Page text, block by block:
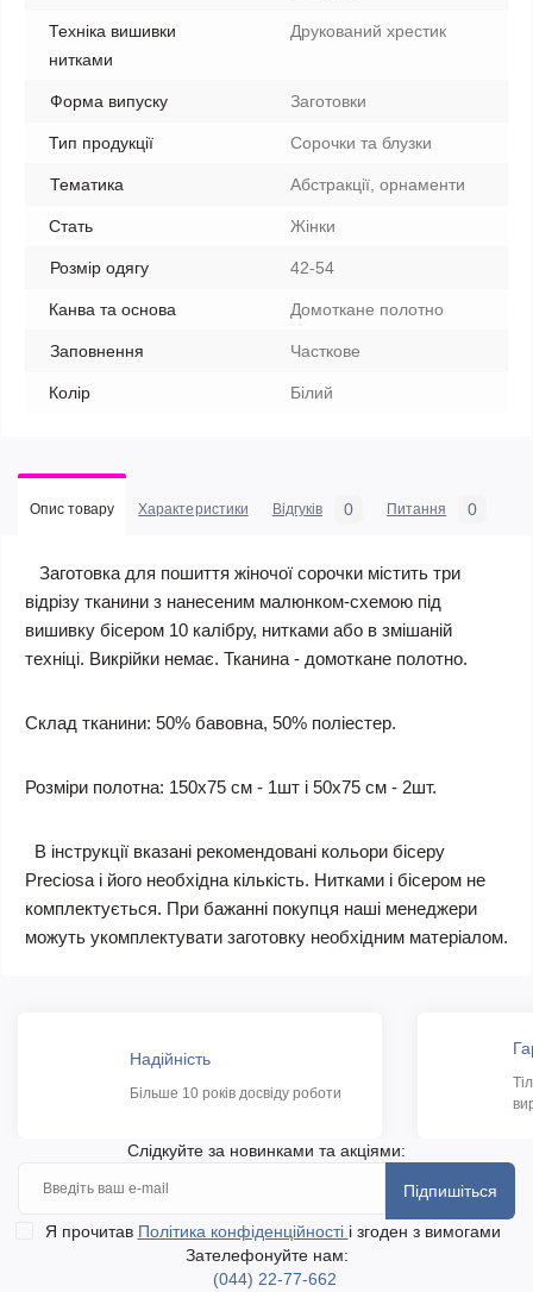
Техніка вишивки
нитками
Друкований хрестик
Форма випуску Заготовки
Тип продукції Сорочки та блузки
Тематика Абстракції, орнаменти
Стать Жінки
Розмір одягу 42-54
Канва та основа Домоткане полотно
Заповнення Часткове
Колір Білий
Опис товару Характеристики Відгуків 0 Питання 0
Заготовка для пошиття жіночої сорочки містить три
відрізу тканини з нанесеним малюнком-схемою під
вишивку бісером 10 калібру, нитками або в змішаній
техніці. Викрійки немає. Тканина - домоткане полотно.
Склад тканини: 50% бавовна, 50% поліестер.
Розміри полотна: 150х75 см - 1шт і 50х75 см - 2шт.
В інструкції вказані рекомендовані кольори бісеру
Preciosa і його необхідна кількість. Нитками і бісером не
комплектується. При бажанні покупця наші менеджери
можуть укомплектувати заготовку необхідним матеріалом.
Надійність
Більше 10 років досвіду роботи
Слідкуйте за новинками та акціями:
Підпишіться
Я прочитав Політика конфіденційності і згоден з вимогами
Зателефонуйте нам:
(044) 22-77-662